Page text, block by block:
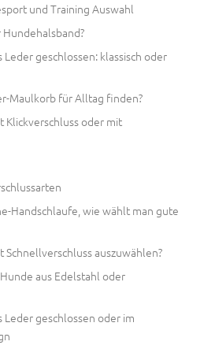
und Training Auswahl
geschlossen: klassisch oder
Maulkorb für Alltag finden?
Klickverschluss oder mit
Handschlaufe, wie wählt man gute
Schnellverschluss auszuwählen?
aus Edelstahl oder
geschlossen oder im